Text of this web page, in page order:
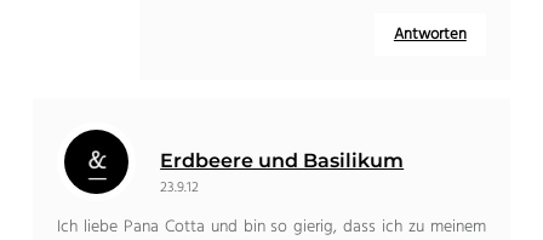
Antworten
Erdbeere und Basilikum
23.9.12
Ich liebe Pana Cotta und bin so gierig, dass ich zu meinem